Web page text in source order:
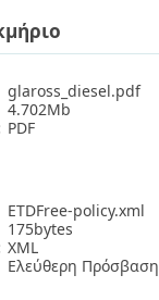
glaross_diesel.pdf
4.702Mb
PDF
ETDFree-policy.xml
175bytes
XML
Ελεύθερη Πρόσβαση